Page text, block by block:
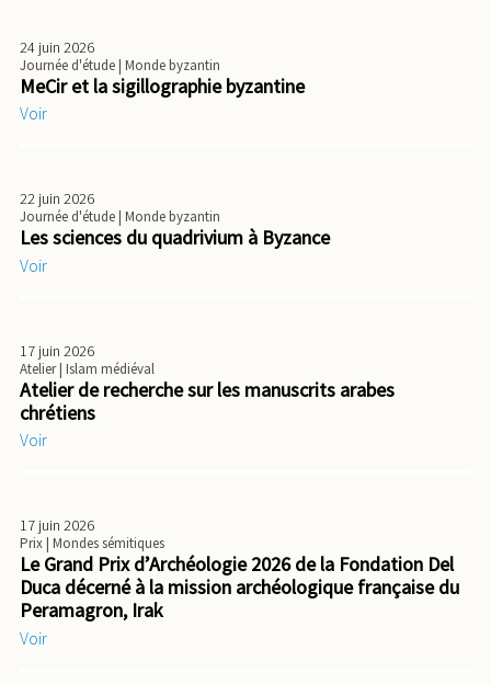
24 juin 2026
Journée d'étude| Monde byzantin
MeCir et la sigillographie byzantine
Voir
22 juin 2026
Journée d'étude| Monde byzantin
Les sciences du quadrivium à Byzance
Voir
17 juin 2026
Atelier| Islam médiéval
Atelier de recherche sur les manuscrits arabes
chrétiens
Voir
17 juin 2026
Prix| Mondes sémitiques
Le Grand Prix d’Archéologie 2026 de la Fondation Del
Duca décerné à la mission archéologique française du
Peramagron, Irak
Voir